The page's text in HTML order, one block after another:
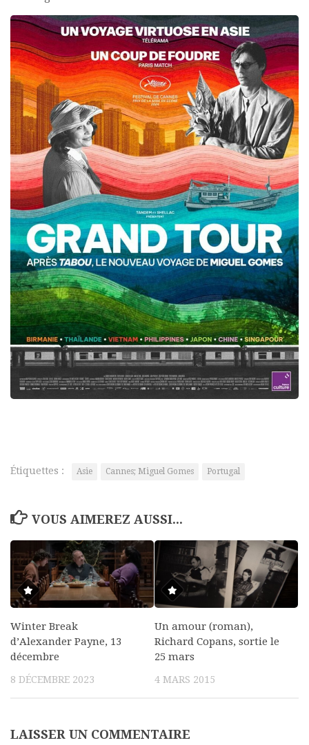
Étiquettes : Asie Cannes; Miguel Gomes Portugal
VOUS AIMEREZ AUSSI...
Winter Break
d’Alexander Payne, 13
décembre
8 DÉCEMBRE 2023
Un amour (roman),
Richard Copans, sortie le
25 mars
4 MARS 2015
LAISSER UN COMMENTAIRE